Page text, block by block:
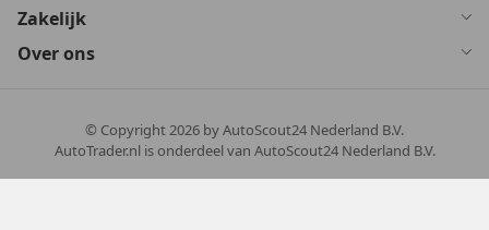
Zakelijk
Over ons
© Copyright2026 by AutoScout24 Nederland B.V.
AutoTrader.nl is onderdeel van AutoScout24 Nederland B.V.